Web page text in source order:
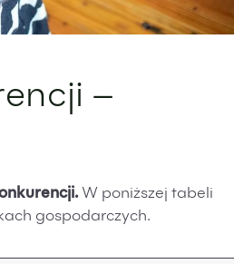
–
W poniższej tabeli
gospodarczych.